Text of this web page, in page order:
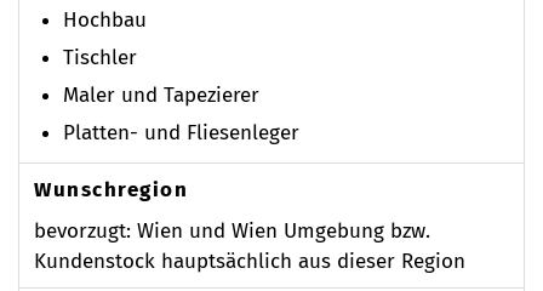
Hochbau
Tischler
Maler und Tapezierer
Platten- und Fliesenleger
Wunschregion
bevorzugt: Wien und Wien Umgebung bzw.
Kundenstock hauptsächlich aus dieser Region